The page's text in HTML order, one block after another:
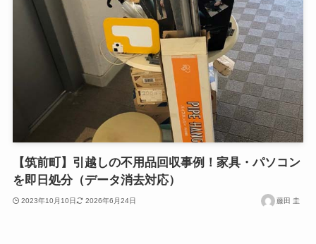
【筑前町】引越しの不用品回収事例！家具・パソコン
を即日処分（データ消去対応）
2023年10月10日 2026年6月24日 藤田 圭